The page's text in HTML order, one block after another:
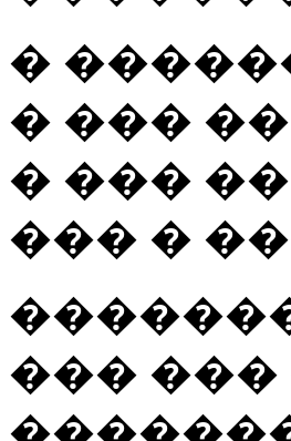
�
� ���
� ���
��� �
���